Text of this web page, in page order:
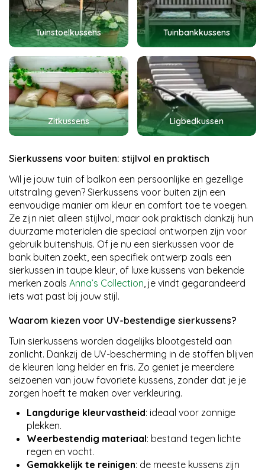
Tuinstoelkussens Tuinbankkussens
Zitkussens Ligbedkussen
Sierkussens voor buiten: stijlvol en praktisch
Wil je jouw tuin of balkon een persoonlijke en gezellige
uitstraling geven? Sierkussens voor buiten zijn een
eenvoudige manier om kleur en comfort toe te voegen.
Ze zijn niet alleen stijlvol, maar ook praktisch dankzij hun
duurzame materialen die speciaal ontworpen zijn voor
gebruik buitenshuis. Of je nu een sierkussen voor de
bank buiten zoekt, een specifiek ontwerp zoals een
sierkussen in taupe kleur, of luxe kussens van bekende
merken zoals Anna’s Collection, je vindt gegarandeerd
iets wat past bij jouw stijl.
Waarom kiezen voor UV-bestendige sierkussens?
Tuin sierkussens worden dagelijks blootgesteld aan
zonlicht. Dankzij de UV-bescherming in de stoffen blijven
de kleuren lang helder en fris. Zo geniet je meerdere
seizoenen van jouw favoriete kussens, zonder dat je je
zorgen hoeft te maken over verkleuring.
Langdurige kleurvastheid: ideaal voor zonnige
plekken.
Weerbestendig materiaal: bestand tegen lichte
regen en vocht.
Gemakkelijk te reinigen: de meeste kussens zijn